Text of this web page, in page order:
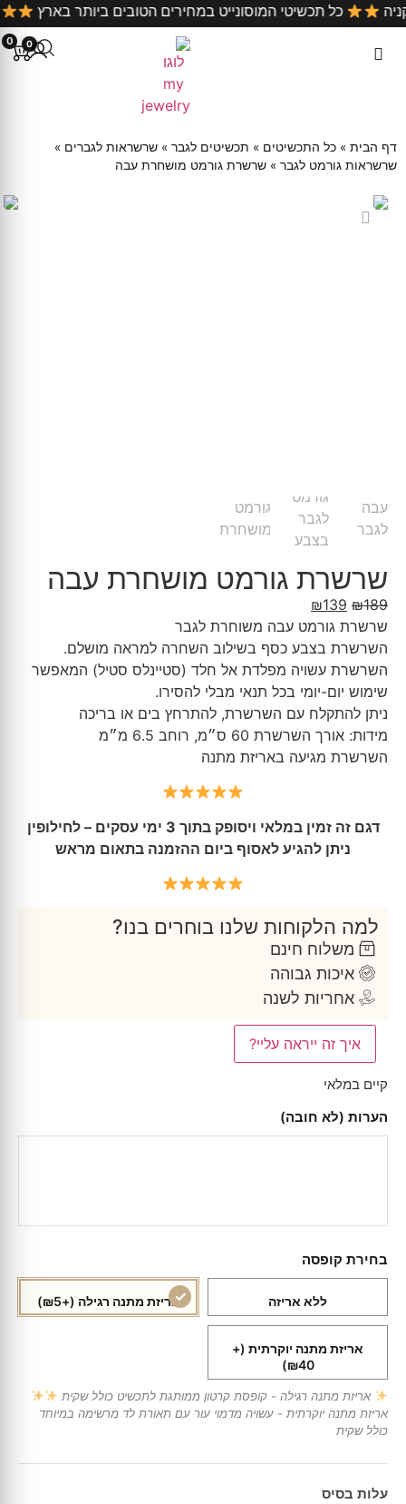
כל תכשיטי המוסונייט במחירים הטובים ביותר בארץ
0 0
דף הבית » כל התכשיטים » תכשיטים לגבר » שרשראות לגברים »
שרשראות גורמט לגבר » שרשרת גורמט מושחרת עבה
שרשרת גורמט מושחרת עבה
₪189
₪139
שרשרת גורמט עבה משוחרת לגבר
השרשרת בצבע כסף בשילוב השחרה למראה מושלם.
השרשרת עשויה מפלדת אל חלד (סטיינלס סטיל) המאפשר
שימוש יום-יומי בכל תנאי מבלי להסירו.
ניתן להתקלח עם השרשרת, להתרחץ בים או בריכה
מידות: אורך השרשרת 60 ס״מ, רוחב 6.5 מ״מ
השרשרת מגיעה באריזת מתנה
דגם זה זמין במלאי ויסופק בתוך 3 ימי עסקים – לחילופין
ניתן להגיע לאסוף ביום ההזמנה בתאום מראש
למה הלקוחות שלנו בוחרים בנו?
משלוח חינם
איכות גבוהה
אחריות לשנה
איך זה ייראה עליי?
קיים במלאי
הערות (לא חובה)
בחירת קופסה
ללא אריזה אריזת מתנה רגילה (+₪5)
אריזת מתנה יוקרתית (+
₪40)
אריזת מתנה רגילה - קופסת קרטון ממותגת לתכשיט כולל שקית
אריזת מתנה יוקרתית - עשויה מדמוי עור עם תאורת לד מרשימה במיוחד
כולל שקית
עלות בסיס